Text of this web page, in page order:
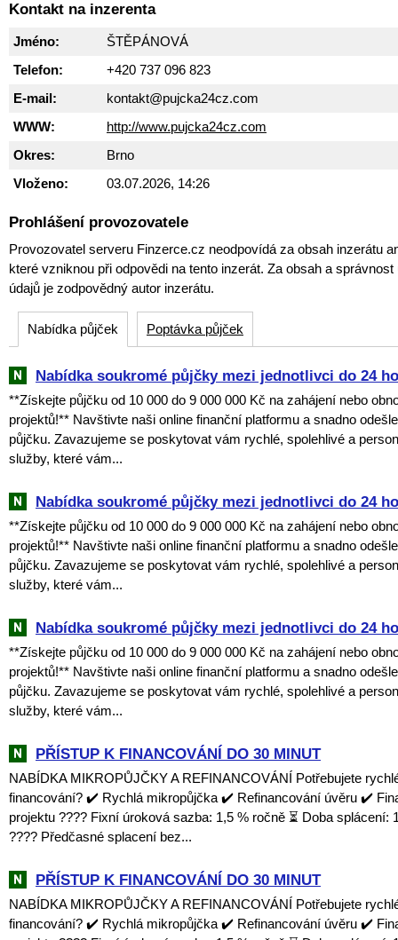
Kontakt na inzerenta
Jméno:
ŠTĚPÁNOVÁ
Telefon:
+420 737 096 823
E-mail:
kontakt@pujcka24cz.com
WWW:
http://www.pujcka24cz.com
Okres:
Brno
Vloženo:
03.07.2026, 14:26
Prohlášení provozovatele
Provozovatel serveru Finzerce.cz neodpovídá za obsah inzerátu
které vzniknou při odpovědi na tento inzerát. Za obsah a
údajů je zodpovědný autor inzerátu.
Nabídka půjček Poptávka půjček
Nabídka soukromé půjčky mezi jednotlivci do 24
**Získejte půjčku od 10 000 do 9 000 000 Kč na zahájení nebo
projektů!** Navštivte naši online finanční platformu a snadno
půjčku. Zavazujeme se poskytovat vám rychlé, spolehlivé a
služby, které vám...
Nabídka soukromé půjčky mezi jednotlivci do 24
**Získejte půjčku od 10 000 do 9 000 000 Kč na zahájení nebo
projektů!** Navštivte naši online finanční platformu a snadno
půjčku. Zavazujeme se poskytovat vám rychlé, spolehlivé a
služby, které vám...
Nabídka soukromé půjčky mezi jednotlivci do 24
**Získejte půjčku od 10 000 do 9 000 000 Kč na zahájení nebo
projektů!** Navštivte naši online finanční platformu a snadno
půjčku. Zavazujeme se poskytovat vám rychlé, spolehlivé a
služby, které vám...
PŘÍSTUP K FINANCOVÁNÍ DO 30 MINUT
NABÍDKA MIKROPŮJČKY A REFINANCOVÁNÍ Potřebujete
financování? ✔️ Rychlá mikropůjčka ✔️ Refinancování úvěru ✔️
projektu ???? Fixní úroková sazba: 1,5 % ročně ⏳ Doba splácení:
???? Předčasné splacení bez...
PŘÍSTUP K FINANCOVÁNÍ DO 30 MINUT
NABÍDKA MIKROPŮJČKY A REFINANCOVÁNÍ Potřebujete
financování? ✔️ Rychlá mikropůjčka ✔️ Refinancování úvěru ✔️